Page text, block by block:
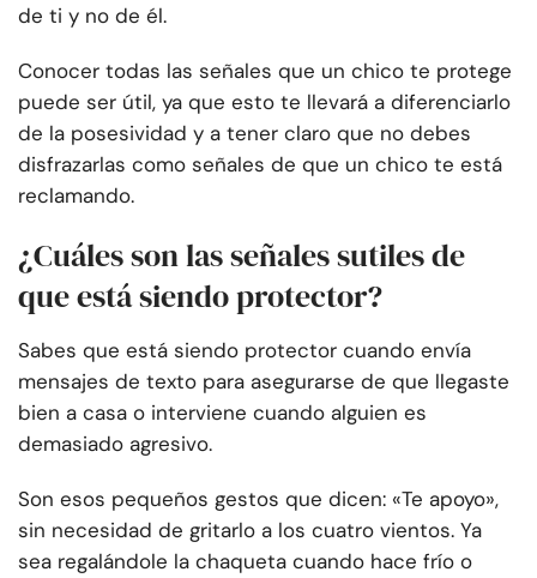
de ti y no de él.
Conocer todas las señales que un chico te protege
puede ser útil, ya que esto te llevará a diferenciarlo
de la posesividad y a tener claro que no debes
disfrazarlas como señales de que un chico te está
reclamando.
¿Cuáles son las señales sutiles de
que está siendo protector?
Sabes que está siendo protector cuando envía
mensajes de texto para asegurarse de que llegaste
bien a casa o interviene cuando alguien es
demasiado agresivo.
Son esos pequeños gestos que dicen: «Te apoyo»,
sin necesidad de gritarlo a los cuatro vientos. Ya
sea regalándole la chaqueta cuando hace frío o